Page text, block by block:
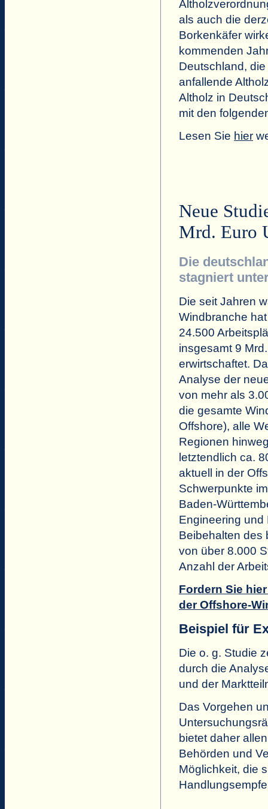
als auch die
Borkenkäfer
kommenden
Deutschland,
anfallende
Altholz in
mit den
Lesen Sie hier
Neue
Mrd. Euro
Die
stagniert
Die seit Jahren
Windbranche
24.500
insgesamt 9
erwirtschaftet.
Analyse der
von mehr als
die gesamte
Offshore), alle
Regionen
letztendlich ca.
aktuell in der
Schwerpunkte
Baden-
Engineering und
Beibehalten des
von über 8.000
Anzahl der
Fordern Sie
der Offshore-
Beispiel für
Die o. g. Studie
durch die
und der
Das Vorgehen
bietet daher
Behörden und
Möglichkeit, die